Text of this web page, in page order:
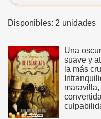
Disponibles: 2 unidades
Una
suave y
la más